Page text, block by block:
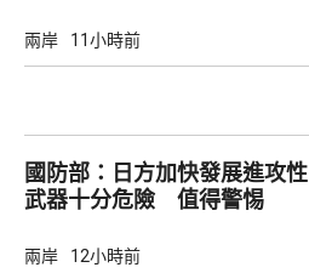
兩岸 11小時前
國防部：日方加快發展進攻性
武器十分危險 值得警惕
兩岸 12小時前